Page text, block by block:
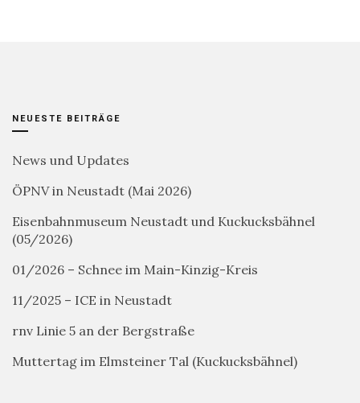
NEUESTE BEITRÄGE
News und Updates
ÖPNV in Neustadt (Mai 2026)
Eisenbahnmuseum Neustadt und Kuckucksbähnel
(05/2026)
01/2026 – Schnee im Main-Kinzig-Kreis
11/2025 – ICE in Neustadt
rnv Linie 5 an der Bergstraße
Muttertag im Elmsteiner Tal (Kuckucksbähnel)